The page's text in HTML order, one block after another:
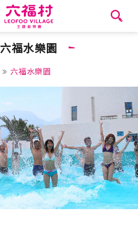
六福水樂園
六福水樂園